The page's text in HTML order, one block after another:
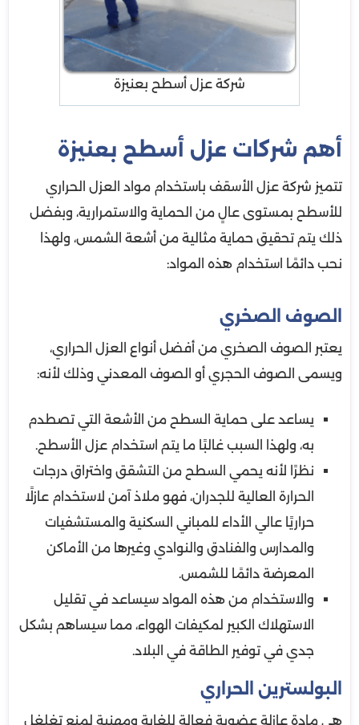
شركة عزل أسطح بعنيزة
أهم شركات عزل أسطح بعنيزة
تتميز شركة عزل الأسقف باستخدام مواد العزل الحراري
للأسطح بمستوى عالٍ من الحماية والاستمرارية، وبفضل
ذلك يتم تحقيق حماية مثالية من أشعة الشمس، ولهذا
نحب دائمًا استخدام هذه المواد:
الصوف الصخري
يعتبر الصوف الصخري من أفضل أنواع العزل الحراري،
ويسمى الصوف الحجري أو الصوف المعدني وذلك لأنه:
يساعد على حماية السطح من الأشعة التي تصطدم
به، ولهذا السبب غالبًا ما يتم استخدام عزل الأسطح.
نظرًا لأنه يحمي السطح من التشقق واختراق درجات
الحرارة العالية للجدران، فهو ملاذ آمن لاستخدام عازلًا
حراريًا عالي الأداء للمباني السكنية والمستشفيات
والمدارس والفنادق والنوادي وغيرها من الأماكن
المعرضة دائمًا للشمس.
والاستخدام من هذه المواد سيساعد في تقليل
الاستهلاك الكبير لمكيفات الهواء، مما سيساهم بشكل
جدي في توفير الطاقة في البلاد.
البولسترين الحراري
هي مادة عازلة عضوية فعالة للغاية ومهنية لمنع تغلغل